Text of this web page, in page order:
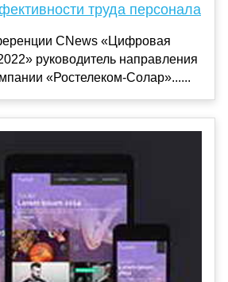
труда персонала
CNews «Цифровая
руководитель направления
«Ростелеком-Солар»......